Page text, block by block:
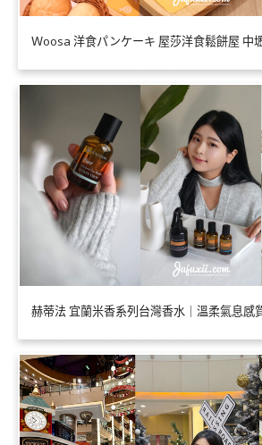
Ｗoosa 洋食パンケーキ 屋莎洋食鬆餅屋 中
赫蒂法 宜蘭米香系列台灣香水｜溫柔氣息感